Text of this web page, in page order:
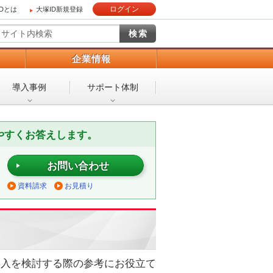
とは 大塚ID新規登録 ログイン
企業情報
導入事例 サポート体制
くお答えします。
お問い合わせ
資料請求 お見積り
を検討する際の参考にお役立て